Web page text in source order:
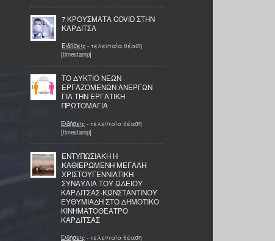
7 ΚΡΟΥΣΜΑΤΑ COVID ΣΤΗΝ
ΚΑΡΔΙΤΣΑ
Ειδήσεις - τελευταία θέαση
[timestamp]
ΤΟ ΔΥΚΤΙΟ ΝΕΩΝ
ΕΡΓΑΖΟΜΕΝΩΝ ΑΝΕΡΓΩΝ
ΓΙΑ ΤΗΝ ΕΡΓΑΤΙΚΗ
ΠΡΩΤΟΜΑΓΙΑ
Ειδήσεις - τελευταία θέαση
[timestamp]
ΕΝΤΥΠΩΣΙΑΚΗ Η
ΚΑΘΙΕΡΩΜΕΝΗ ΜΕΓΑΛΗ
ΧΡΙΣΤΟΥΓΕΝΝΙΑΤΙΚΗ
ΣΥΝΑΥΛΙΑ ΤΟΥ ΩΔΕΙΟΥ
ΚΑΡΔΙΤΣΑΣ-ΚΩΝΣΤΑΝΤΙΝΟΥ
ΕΥΘΥΜΙΑΔΗ ΣΤΟ ΔΗΜΟΤΙΚΟ
ΚΙΝΗΜΑΤΟΘΕΑΤΡΟ
ΚΑΡΔΙΤΣΑΣ
Ειδήσεις - τελευταία θέαση